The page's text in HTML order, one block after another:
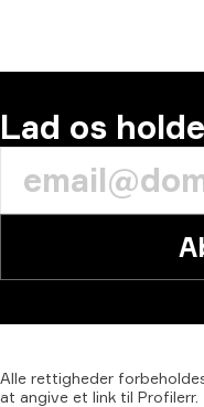
Lad os
Alle rettigheder
at angive et link til Profilerr.